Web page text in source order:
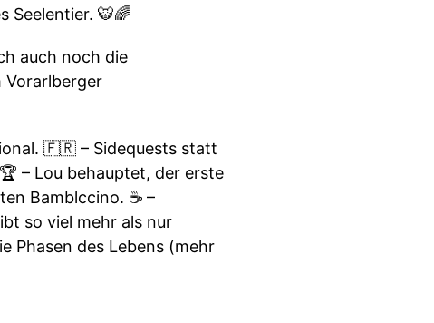
Seelentier. 🐯🌈
auch noch die
Vorarlberger
🇫🇷 – Sidequests statt
– Lou behauptet, der erste
Bamblccino. ☕ –
so viel mehr als nur
Phasen des Lebens (mehr